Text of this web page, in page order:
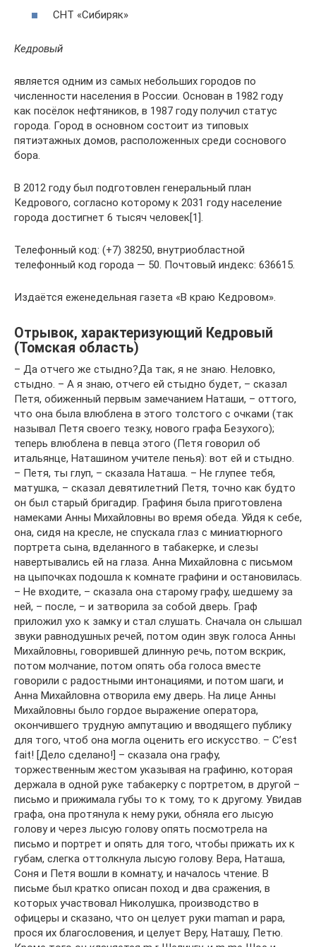
СНТ «Сибиряк»
Кедровый
является одним из самых небольших городов по
численности населения в России. Основан в 1982 году
как посёлок нефтяников, в 1987 году получил статус
города. Город в основном состоит из типовых
пятиэтажных домов, расположенных среди соснового
бора.
В 2012 году был подготовлен генеральный план
Кедрового, согласно которому к 2031 году население
города достигнет 6 тысяч человек[1].
Телефонный код: (+7) 38250, внутриобластной
телефонный код города — 50. Почтовый индекс: 636615.
Издаётся еженедельная газета «В краю Кедровом».
Отрывок, характеризующий Кедровый
(Томская область)
– Да отчего же стыдно?Да так, я не знаю. Неловко,
стыдно. – А я знаю, отчего ей стыдно будет, – сказал
Петя, обиженный первым замечанием Наташи, – оттого,
что она была влюблена в этого толстого с очками (так
называл Петя своего тезку, нового графа Безухого);
теперь влюблена в певца этого (Петя говорил об
итальянце, Наташином учителе пенья): вот ей и стыдно.
– Петя, ты глуп, – сказала Наташа. – Не глупее тебя,
матушка, – сказал девятилетний Петя, точно как будто
он был старый бригадир. Графиня была приготовлена
намеками Анны Михайловны во время обеда. Уйдя к себе,
она, сидя на кресле, не спускала глаз с миниатюрного
портрета сына, вделанного в табакерке, и слезы
навертывались ей на глаза. Анна Михайловна с письмом
на цыпочках подошла к комнате графини и остановилась.
– Не входите, – сказала она старому графу, шедшему за
ней, – после, – и затворила за собой дверь. Граф
приложил ухо к замку и стал слушать. Сначала он слышал
звуки равнодушных речей, потом один звук голоса Анны
Михайловны, говорившей длинную речь, потом вскрик,
потом молчание, потом опять оба голоса вместе
говорили с радостными интонациями, и потом шаги, и
Анна Михайловна отворила ему дверь. На лице Анны
Михайловны было гордое выражение оператора,
окончившего трудную ампутацию и вводящего публику
для того, чтоб она могла оценить его искусство. – C’est
fait! [Дело сделано!] – сказала она графу,
торжественным жестом указывая на графиню, которая
держала в одной руке табакерку с портретом, в другой –
письмо и прижимала губы то к тому, то к другому. Увидав
графа, она протянула к нему руки, обняла его лысую
голову и через лысую голову опять посмотрела на
письмо и портрет и опять для того, чтобы прижать их к
губам, слегка оттолкнула лысую голову. Вера, Наташа,
Соня и Петя вошли в комнату, и началось чтение. В
письме был кратко описан поход и два сражения, в
которых участвовал Николушка, производство в
офицеры и сказано, что он целует руки maman и papa,
прося их благословения, и целует Веру, Наташу, Петю.